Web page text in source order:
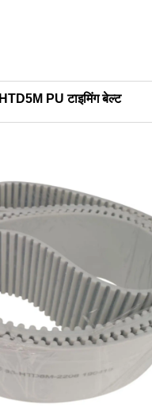
HTD5M PU टाइमिंग बेल्ट